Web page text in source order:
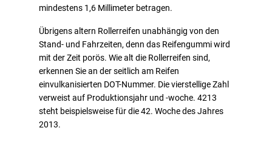
mindestens 1,6 Millimeter betragen.
Übrigens altern Rollerreifen unabhängig von den
Stand- und Fahrzeiten, denn das Reifengummi wird
mit der Zeit porös. Wie alt die Rollerreifen sind,
erkennen Sie an der seitlich am Reifen
einvulkanisierten DOT-Nummer. Die vierstellige Zahl
verweist auf Produktionsjahr und -woche. 4213
steht beispielsweise für die 42. Woche des Jahres
2013.